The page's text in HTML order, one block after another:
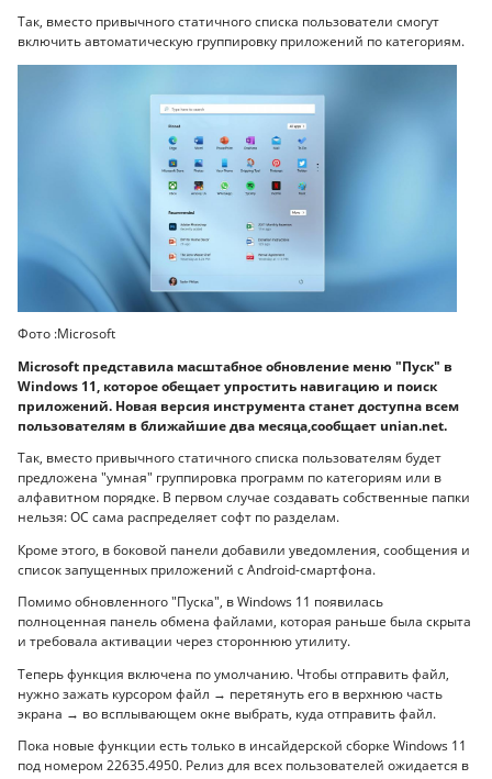
Так, вместо привычного статичного списка пользователи смогут
включить автоматическую группировку приложений по категориям.
Фото :Microsoft
Microsoft представила масштабное обновление меню "Пуск" в
Windows 11, которое обещает упростить навигацию и поиск
приложений. Новая версия инструмента станет доступна всем
пользователям в ближайшие два месяца,сообщает unian.net.
Так, вместо привычного статичного списка пользователям будет
предложена "умная" группировка программ по категориям или в
алфавитном порядке. В первом случае создавать собственные папки
нельзя: ОС сама распределяет софт по разделам.
Кроме этого, в боковой панели добавили уведомления, сообщения и
список запущенных приложений с Android-смартфона.
Помимо обновленного "Пуска", в Windows 11 появилась
полноценная панель обмена файлами, которая раньше была скрыта
и требовала активации через стороннюю утилиту.
Теперь функция включена по умолчанию. Чтобы отправить файл,
нужно зажать курсором файл → перетянуть его в верхнюю часть
экрана → во всплывающем окне выбрать, куда отправить файл.
Пока новые функции есть только в инсайдерской сборке Windows 11
под номером 22635.4950. Релиз для всех пользователей ожидается в